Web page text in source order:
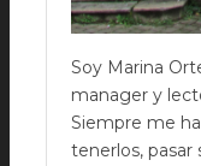
Soy Marina
manager y
Siempre me
tenerlos, pasar